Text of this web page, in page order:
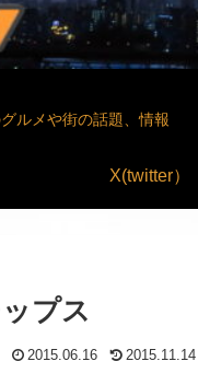
ルメや街の話題、情報
X(twitter）
プス
2015.06.16 2015.11.14